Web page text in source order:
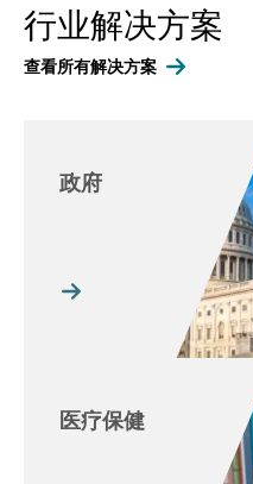
行业解决方案
查看所有解决方案
政府
医疗保健